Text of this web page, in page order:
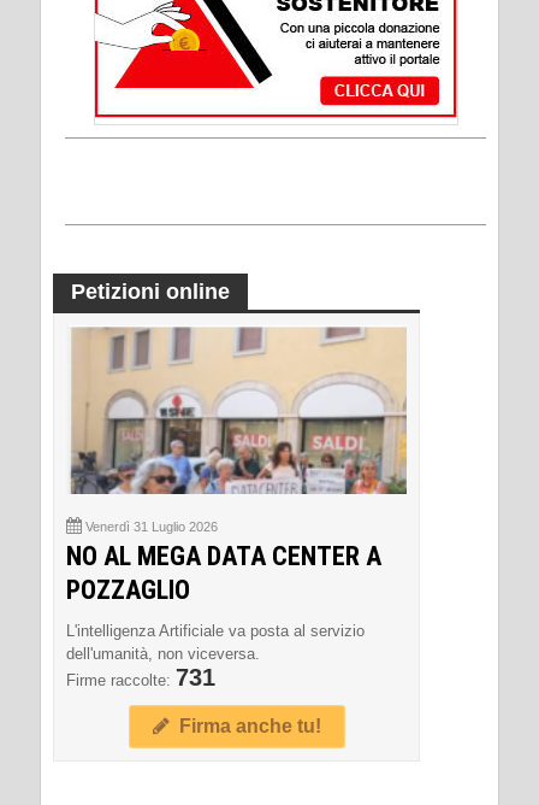
Petizioni online
Venerdì 31 Luglio 2026
NO AL MEGA DATA CENTER A
POZZAGLIO
L'intelligenza Artificiale va posta al servizio
dell'umanità, non viceversa.
Firme raccolte: 731
Firma anche tu!